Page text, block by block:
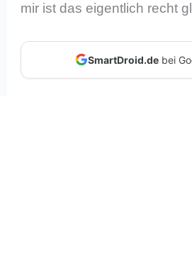
mir ist das eigentlich recht
SmartDroid.debei